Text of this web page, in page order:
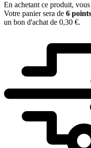
En achetant ce produit,
Votre panier sera de 6 points
un bon d'achat de 0,30 €.